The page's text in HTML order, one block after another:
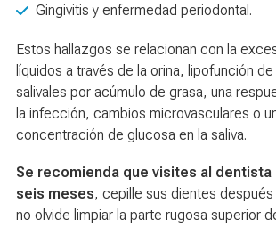
Gingivitis y enfermedad periodontal.
Estos hallazgos se relacionan con la
líquidos a través de la orina, lipofunción
salivales por acúmulo de grasa, una
la infección, cambios microvasculares o
concentración de glucosa en la saliva.
Se recomienda que visites al dentista
seis meses, cepille sus dientes
no olvide limpiar la parte rugosa superior